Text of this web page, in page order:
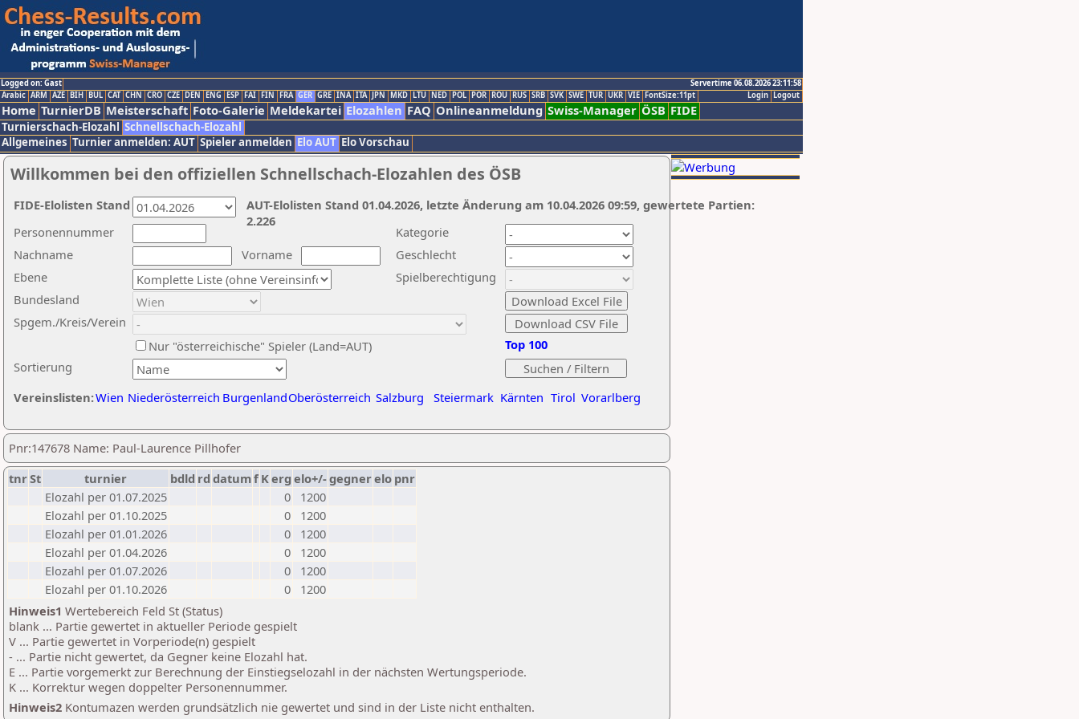
Logged on: Gast
Servertime 06.08.2026 23:11:58
Logout
Login
Arabic ARM AZE BIH BUL CAT CHN CRO CZE DEN ENG ESP FAI FIN FRA GER GRE INA ITA JPN MKD LTU NED POL POR ROU RUS SRB SVK SWE TUR UKR VIE FontSize:11pt
Home TurnierDB Meisterschaft Foto-Galerie Meldekartei Elozahlen FAQ Onlineanmeldung Swiss-Manager ÖSB FIDE
Turnierschach-Elozahl Schnellschach-Elozahl
Allgemeines Turnier anmelden: AUT Spieler anmelden Elo AUT Elo Vorschau
Willkommen bei den offiziellen Schnellschach-Elozahlen des ÖSB
Nachname
Vorname
Ebene
Kategorie
Sortierung
Personennummer
Bundesland
Spgem./Kreis/Verein
Geschlecht
Nur "österreichische" Spieler (Land=AUT)
Spielberechtigung
Vereinslisten:Wien Niederösterreich BurgenlandOberösterreich Salzburg Steiermark Kärnten Tirol Vorarlberg
Top 100
AUT-Elolisten Stand 01.04.2026, letzte Änderung am 10.04.2026 09:59, gewertete Partien:
2.226
FIDE-Elolisten Stand
Pnr:147678 Name: Paul-Laurence Pillhofer
tnrSt turnier bdld rd datumf Kerg elo+/-gegnerelo pnr
Elozahl per 01.07.2025
0
1200
Elozahl per 01.10.2025
0
1200
Elozahl per 01.01.2026
0
1200
Elozahl per 01.04.2026
0
1200
Elozahl per 01.07.2026
0
1200
Elozahl per 01.10.2026
0
1200
Hinweis1 Wertebereich Feld St (Status)
blank ... Partie gewertet in aktueller Periode gespielt
V ... Partie gewertet in Vorperiode(n) gespielt
- ... Partie nicht gewertet, da Gegner keine Elozahl hat.
E ... Partie vorgemerkt zur Berechnung der Einstiegselozahl in der nächsten Wertungsperiode.
K ... Korrektur wegen doppelter Personennummer.
Hinweis2 Kontumazen werden grundsätzlich nie gewertet und sind in der Liste nicht enthalten.